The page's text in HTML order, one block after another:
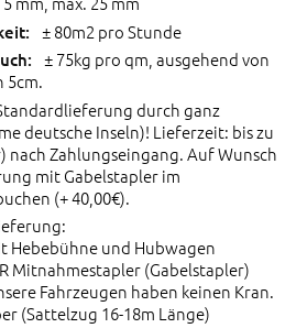
± 80m2 pro Stunde
± 75kg pro qm, ausgehend von
5cm.
durch ganz
deutsche Inseln)! Lieferzeit: bis zu
nach Zahlungseingang. Auf Wunsch
mit Gabelstapler im
(+ 40,00€).
Hebebühne und Hubwagen
Mitnahmestapler (Gabelstapler)
Fahrzeugen haben keinen Kran.
(Sattelzug 16-18m Länge)